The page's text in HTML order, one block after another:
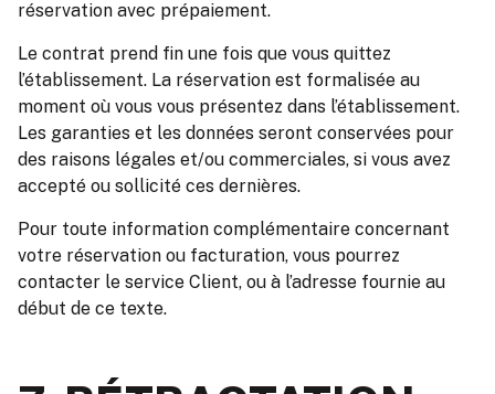
réservation avec prépaiement.
Le contrat prend fin une fois que vous quittez
l’établissement. La réservation est formalisée au
moment où vous vous présentez dans l’établissement.
Les garanties et les données seront conservées pour
des raisons légales et/ou commerciales, si vous avez
accepté ou sollicité ces dernières.
Pour toute information complémentaire concernant
votre réservation ou facturation, vous pourrez
contacter le service Client, ou à l’adresse fournie au
début de ce texte.